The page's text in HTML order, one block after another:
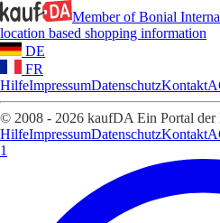
Member of Bonial
location based shopping information
DE
FR
HilfeImpressumDatenschutzKontakt
© 2008 - 2026 kaufDA Ein Portal
HilfeImpressumDatenschutzKontakt
1